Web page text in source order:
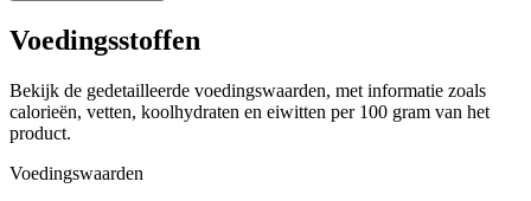
Voedingsstoffen
Bekijk de gedetailleerde voedingswaarden, met informatie zoals
calorieën, vetten, koolhydraten en eiwitten per 100 gram van het
product.
Voedingswaarden